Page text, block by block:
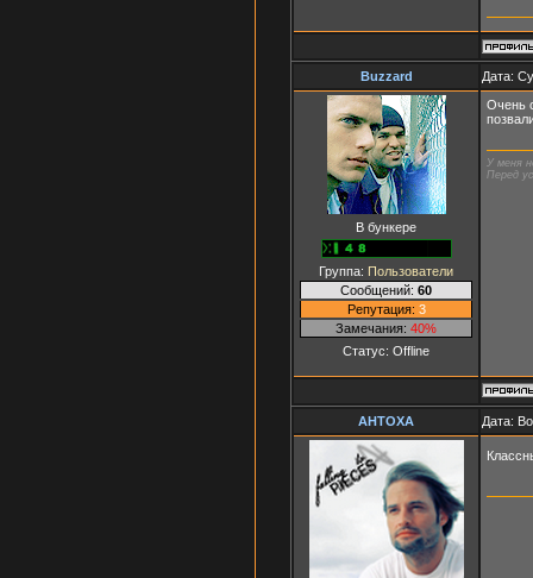
Buzzard Дата:
В бункере
Группа: Пользователи
Сообщений: 60
Репутация: 3
Замечания: 40%
Статус: Offline
Очень
У меня
Перед
AHTOXA Дата: